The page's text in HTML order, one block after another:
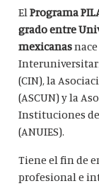
ElPrograma
grado entre
mexicanas
(CIN), la
(ASCUN) y la
Instituciones
(ANUIES).
Tiene el fin de
profesional e